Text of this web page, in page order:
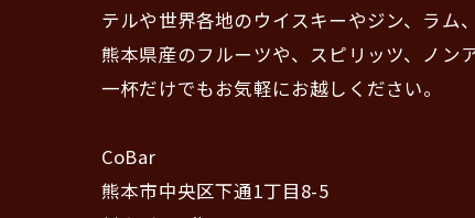
テルや世界各地のウイスキーやジン、ラム
熊本県産のフルーツや、スピリッツ、ノン
一杯だけでもお気軽にお越しください。
CoBar
熊本市中央区下通1丁目8-5